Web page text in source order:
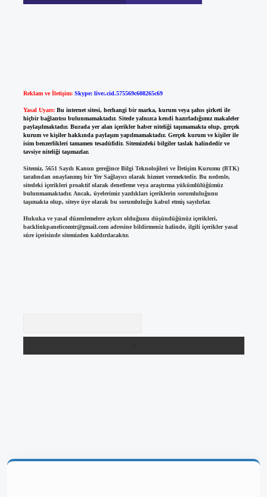
Reklam ve İletişim: Skype: live:.cid.575569c608265c69
Yasal Uyarı: Bu internet sitesi, herhangi bir marka, kurum veya şahıs şirketi ile
hiçbir bağlantısı bulunmamaktadır. Sitede yalnızca kendi hazırladığımız makaleler
paylaşılmaktadır. Burada yer alan içerikler haber niteliği taşımamakta olup, gerçek
kurum ve kişiler hakkında paylaşım yapılmamaktadır. Gerçek kurum ve kişiler ile
isim benzerlikleri tamamen tesadüfidir. Sitemizdeki bilgiler taslak halindedir ve
tavsiye niteliği taşımazlar.
Sitemiz, 5651 Sayılı Kanun gereğince Bilgi Teknolojileri ve İletişim Kurumu (BTK)
tarafından onaylanmış bir Yer Sağlayıcı olarak hizmet vermektedir. Bu nedenle,
sitedeki içerikleri proaktif olarak denetleme veya araştırma yükümlülüğümüz
bulunmamaktadır. Ancak, üyelerimiz yazdıkları içeriklerin sorumluluğunu
taşımakta olup, siteye üye olarak bu sorumluluğu kabul etmiş sayılırlar.
Hukuka ve yasal düzenlemelere aykırı olduğunu düşündüğünüz içerikleri,
backlinkpanelicomtr@gmail.comadresine bildirmeniz halinde, ilgili içerikler yasal
süre içerisinde sitemizden kaldırılacaktır.